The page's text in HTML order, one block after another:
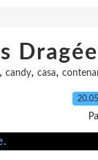
, candy, casa,